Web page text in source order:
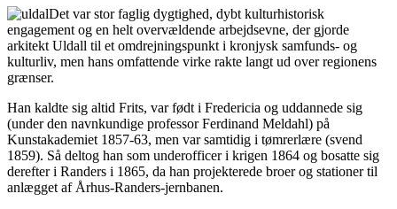
Det var stor faglig dygtighed, dybt kulturhistorisk
engagement og en helt overvældende arbejdsevne, der gjorde
arkitekt Uldall til et omdrejningspunkt i kronjysk samfunds- og
kulturliv, men hans omfattende virke rakte langt ud over regionens
grænser.
Han kaldte sig altid Frits, var født i Fredericia og uddannede sig
(under den navnkundige professor Ferdinand Meldahl) på
Kunstakademiet 1857-63, men var samtidig i tømrerlære (svend
1859). Så deltog han som underofficer i krigen 1864 og bosatte sig
derefter i Randers i 1865, da han projekterede broer og stationer til
anlægget af Århus-Randers-jernbanen.